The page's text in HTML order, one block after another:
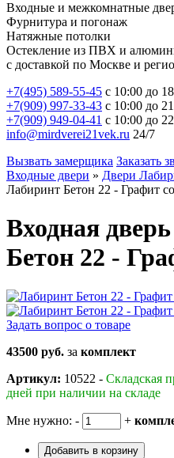
Входные и межкомнатные
Фурнитура и погонаж
Натяжные потолки
Остекление из ПВХ и
с доставкой по Москве и
+7(495) 589-55-45 с 10:00 до
+7(909) 997-33-43 с 10:00 до
+7(909) 949-04-41 с 10:00 до
info@mirdverei21vek.ru 24/7
Вызвать замерщика Заказать
Входные двери » Двери
Лабиринт Бетон 22 - Графит
Входная
Бетон 22 -
Задать вопрос о товаре
43500 руб. за комплект
Артикул: 10522 - Складская
дней при наличии на складе
Мне нужно: - +
Добавить в корзину